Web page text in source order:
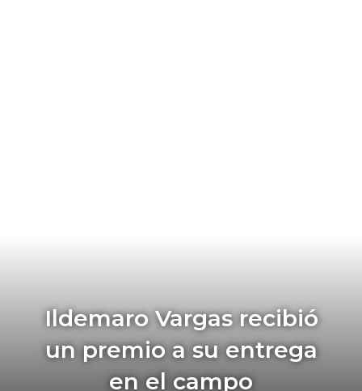
Ildemaro Vargas recibió
un premio a su entrega
en el campo